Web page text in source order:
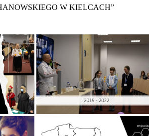
W KIELCACH”